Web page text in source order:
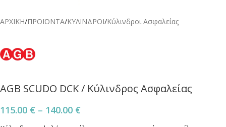
ΑΡΧΙΚΗ/ΠΡΟΪΟΝΤΑ/ΚΥΛΙΝΔΡΟΙ/Κύλινδροι Ασφαλείας
AGB SCUDO DCK / Κύλινδρος Ασφαλείας
115.00 € – 140.00 €